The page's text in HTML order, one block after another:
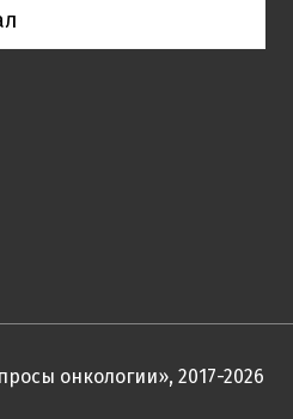
онкологии», 2017-2026